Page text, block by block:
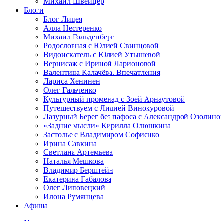
Блоги
Блог Лицея
Алла Нестеренко
Михаил Гольденберг
Родословная с Юлией Свинцовой
Видоискатель с Юлией Утышевой
Вернисаж с Ириной Ларионовой
Валентина Калачёва. Впечатления
Лариса Хенинен
Олег Гальченко
Культурный променад с Зоей Арнаутовой
Путешествуем с Лидией Винокуровой
Лазурный Берег без пафоса с Александрой
«Задние мысли» Кирилла Олюшкина
Застолье с Владимиром Софиенко
Ирина Савкина
Светлана Артемьева
Наталья Мешкова
Владимир Берштейн
Екатерина Габалова
Олег Липовецкий
Илона Румянцева
Афиша